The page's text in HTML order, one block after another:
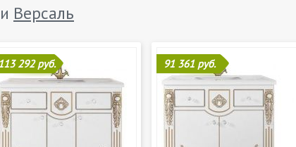
Версаль
292 руб. 91 361 руб.